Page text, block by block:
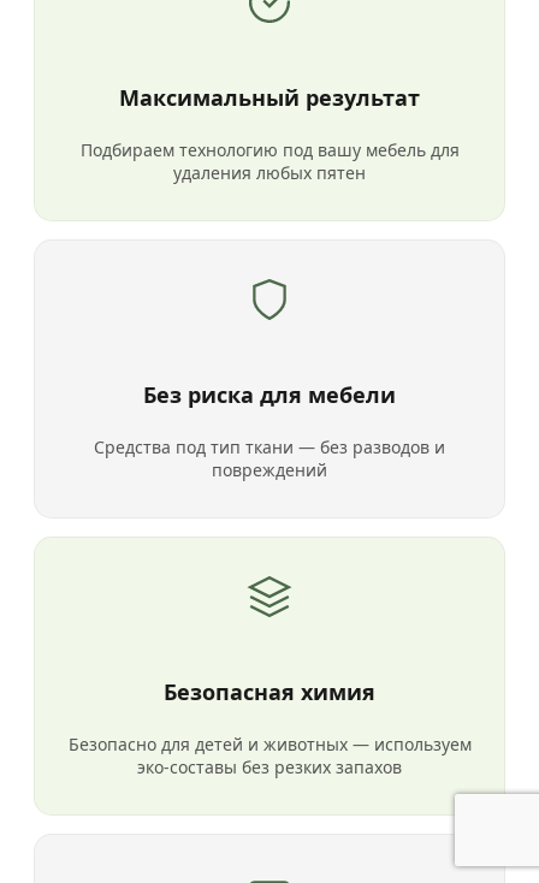
Максимальный результат
Подбираем технологию под вашу мебель для
удаления любых пятен
Без риска для мебели
Средства под тип ткани — без разводов и
повреждений
Безопасная химия
Безопасно для детей и животных — используем
эко-составы без резких запахов